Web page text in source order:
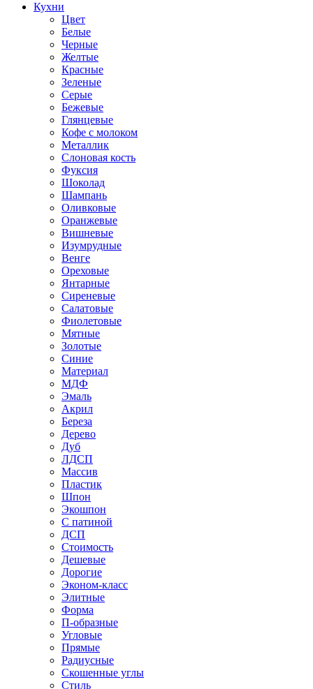
Кухни
Цвет
Белые
Черные
Желтые
Красные
Зеленые
Серые
Бежевые
Глянцевые
Кофе с молоком
Металлик
Слоновая кость
Фуксия
Шоколад
Шампань
Оливковые
Оранжевые
Вишневые
Изумрудные
Венге
Ореховые
Янтарные
Сиреневые
Салатовые
Фиолетовые
Мятные
Золотые
Синие
Материал
МДФ
Эмаль
Акрил
Береза
Дерево
Дуб
ЛДСП
Массив
Пластик
Шпон
Экошпон
С патиной
ДСП
Стоимость
Дешевые
Дорогие
Эконом-класс
Элитные
Форма
П-образные
Угловые
Прямые
Радиусные
Скошенные углы
Стиль